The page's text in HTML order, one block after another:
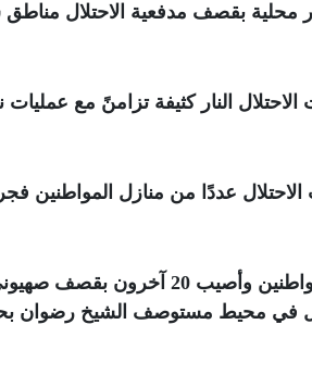
محلية بقصف مدفعية الاحتلال
النار كثيفة تزامنً مع
عددًا من منازل المواطنين
واستشهد 8 مواطنين وأصيب
في محيط مستوصف الشيخ رضوان